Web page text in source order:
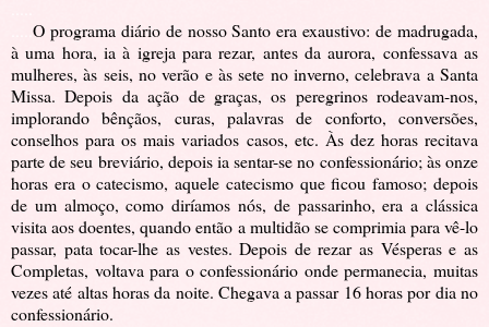
O programa diário de nosso Santo era exaustivo: de madrugada,
à uma hora, ia à igreja para rezar, antes da aurora, confessava as
mulheres, às seis, no verão e às sete no inverno, celebrava a Santa
Missa. Depois da ação de graças, os peregrinos rodeavam-nos,
implorando bênçãos, curas, palavras de conforto, conversões,
conselhos para os mais variados casos, etc. Às dez horas recitava
parte de seu breviário, depois ia sentar-se no confessionário; às onze
horas era o catecismo, aquele catecismo que ficou famoso; depois
de um almoço, como diríamos nós, de passarinho, era a clássica
visita aos doentes, quando então a multidão se comprimia para vê-lo
passar, pata tocar-lhe as vestes. Depois de rezar as Vésperas e as
Completas, voltava para o confessionário onde permanecia, muitas
vezes até altas horas da noite. Chegava a passar 16 horas por dia no
confessionário.